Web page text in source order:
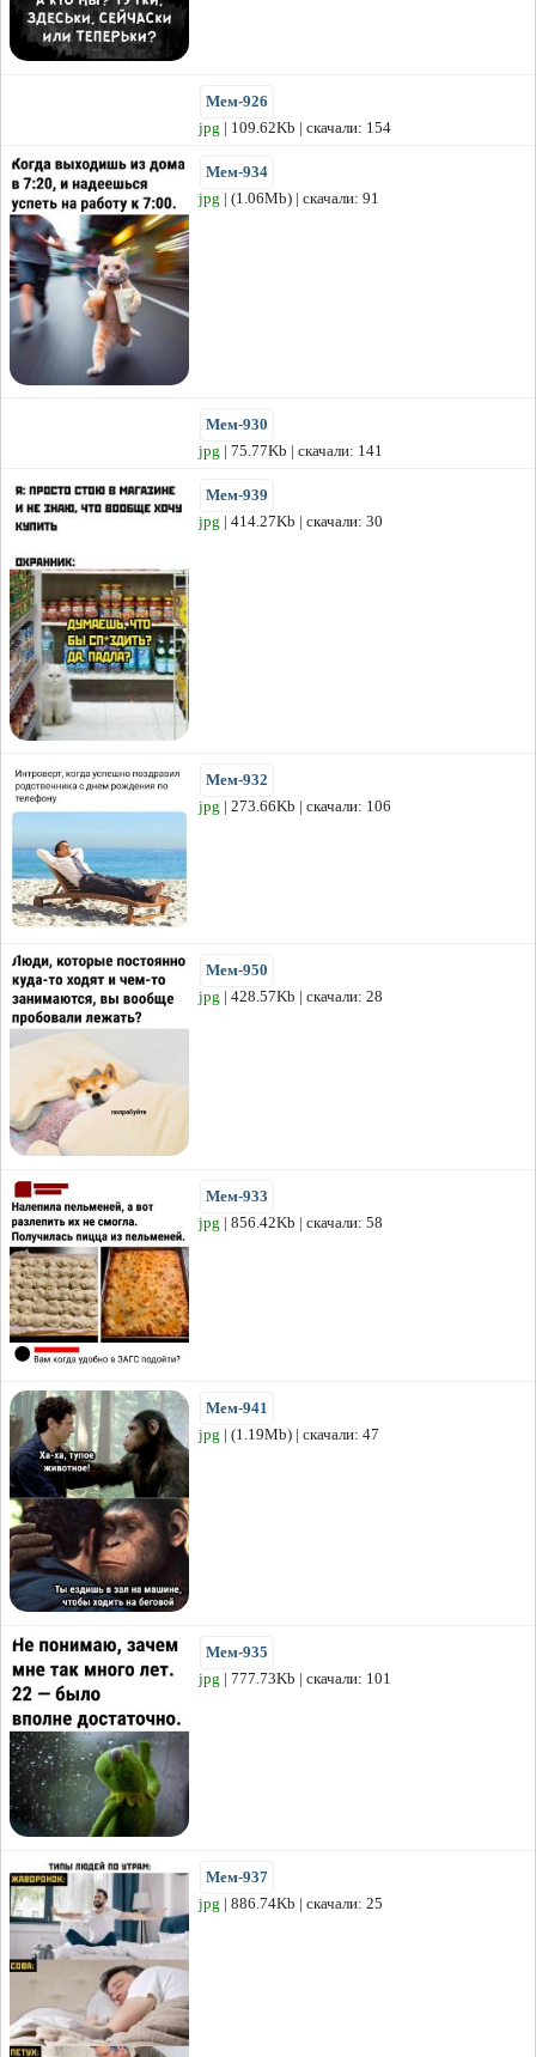
Мем-926
jpg | 109.62Kb | скачали: 154
Мем-934
jpg | (1.06Mb) | скачали: 91
Мем-930
jpg | 75.77Kb | скачали: 141
Мем-939
jpg | 414.27Kb | скачали: 30
Мем-932
jpg | 273.66Kb | скачали: 106
Мем-950
jpg | 428.57Kb | скачали: 28
Мем-933
jpg | 856.42Kb | скачали: 58
Мем-941
jpg | (1.19Mb) | скачали: 47
Мем-935
jpg | 777.73Kb | скачали: 101
Мем-937
jpg | 886.74Kb | скачали: 25